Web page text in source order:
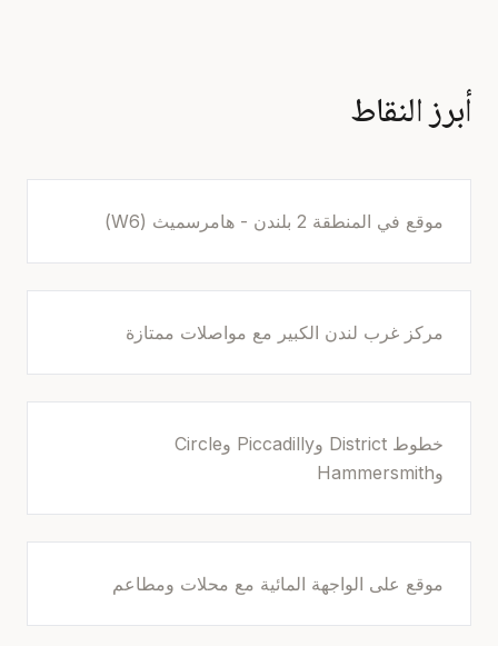
أبرز النقاط
موقع في المنطقة 2 بلندن - هامرسميث (W6)
مركز غرب لندن الكبير مع مواصلات ممتازة
خطوط District وPiccadilly وCircle
وHammersmith
موقع على الواجهة المائية مع محلات ومطاعم